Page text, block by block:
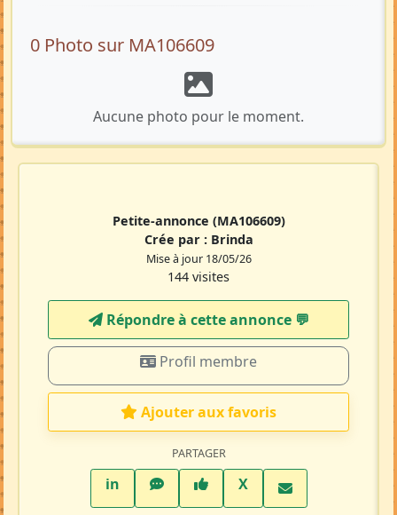
0 Photo sur MA106609
Aucune photo pour le moment.
Petite-annonce (MA106609)
Crée par : Brinda
Mise à jour 18/05/26
144 visites
Répondre à cette annonce 💬​
Profil membre
Ajouter aux favoris
PARTAGER
inLinkedInWhatsAppFacebook
XTwitter X